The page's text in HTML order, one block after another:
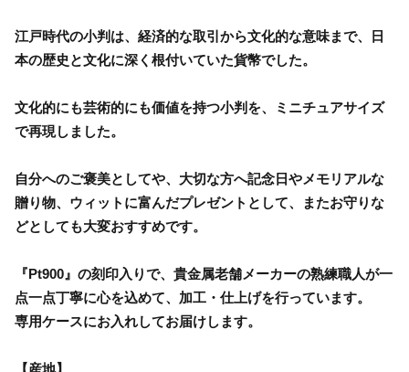
江戸時代の小判は、経済的な取引から文化的な意味まで、日
本の歴史と文化に深く根付いていた貨幣でした。
文化的にも芸術的にも価値を持つ小判を、ミニチュアサイズ
で再現しました。
自分へのご褒美としてや、大切な方へ記念日やメモリアルな
贈り物、ウィットに富んだプレゼントとして、またお守りな
どとしても大変おすすめです。
『Pt900』の刻印入りで、貴金属老舗メーカーの熟練職人が一
点一点丁寧に心を込めて、加工・仕上げを行っています。
専用ケースにお入れしてお届けします。
【産地】